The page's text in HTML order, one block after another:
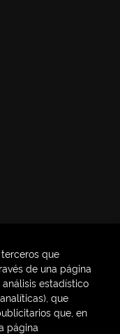
que
de una página
estadístico
que
que, en
página